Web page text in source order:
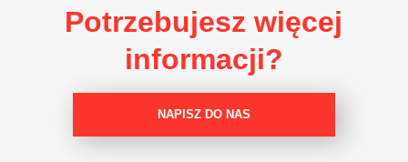
Potrzebujesz więcej
informacji?
NAPISZ DO NAS